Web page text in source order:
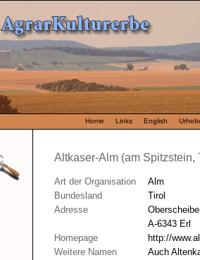
Home Links English
Altkaser-Alm (am Spitzstein,
Art der Organisation
Alm
Bundesland
Tirol
Adresse
A-6343 Erl
Homepage
http://
Weitere Namen
Auch